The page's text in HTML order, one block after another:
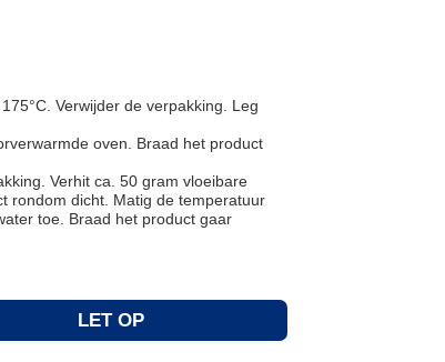
Verwijder de verpakking. Leg
oven. Braad het product
Verhit ca. 50 gram vloeibare
rondom dicht. Matig de temperatuur
toe. Braad het product gaar
LET OP